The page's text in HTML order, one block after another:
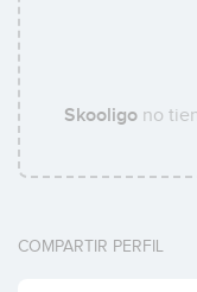
Skooligo no
COMPARTIR PERFIL